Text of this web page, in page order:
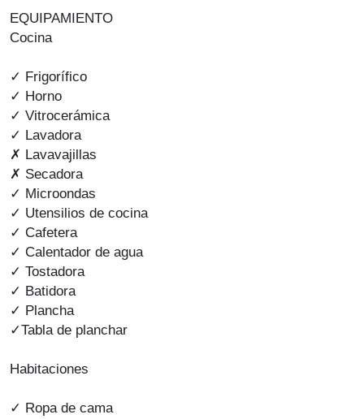
EQUIPAMIENTO
Cocina
✓ Frigorífico
✓ Horno
✓ Vitrocerámica
✓ Lavadora
✗ Lavavajillas
✗ Secadora
✓ Microondas
✓ Utensilios de cocina
✓ Cafetera
✓ Calentador de agua
✓ Tostadora
✓ Batidora
✓ Plancha
✓Tabla de planchar
Habitaciones
✓ Ropa de cama